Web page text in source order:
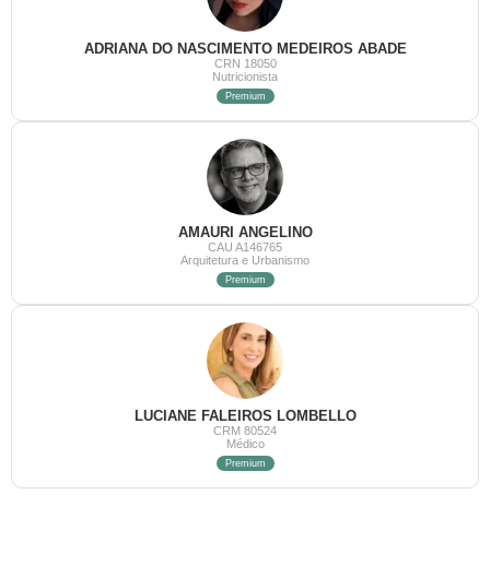
ADRIANA DO NASCIMENTO MEDEIROS ABADE
CRN 18050
Nutricionista
Premium
AMAURI ANGELINO
CAU A146765
Arquitetura e Urbanismo
Premium
LUCIANE FALEIROS LOMBELLO
CRM 80524
Médico
Premium